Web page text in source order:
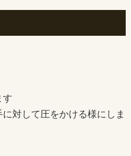
す
対して圧をかける様にしま